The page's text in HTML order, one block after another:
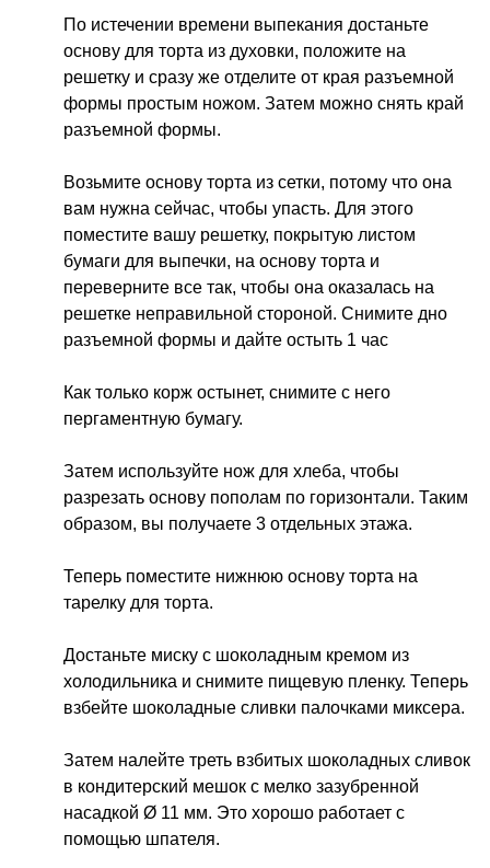
По истечении времени выпекания достаньте
основу для торта из духовки, положите на
решетку и сразу же отделите от края разъемной
формы простым ножом. Затем можно снять край
разъемной формы.
Возьмите основу торта из сетки, потому что она
вам нужна сейчас, чтобы упасть. Для этого
поместите вашу решетку, покрытую листом
бумаги для выпечки, на основу торта и
переверните все так, чтобы она оказалась на
решетке неправильной стороной. Снимите дно
разъемной формы и дайте остыть 1 час
Как только корж остынет, снимите с него
пергаментную бумагу.
Затем используйте нож для хлеба, чтобы
разрезать основу пополам по горизонтали. Таким
образом, вы получаете 3 отдельных этажа.
Теперь поместите нижнюю основу торта на
тарелку для торта.
Достаньте миску с шоколадным кремом из
холодильника и снимите пищевую пленку. Теперь
взбейте шоколадные сливки палочками миксера.
Затем налейте треть взбитых шоколадных сливок
в кондитерский мешок с мелко зазубренной
насадкой Ø 11 мм. Это хорошо работает с
помощью шпателя.